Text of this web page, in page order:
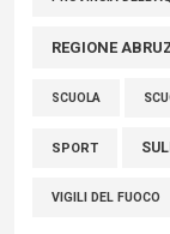
REGIONE
SCUOLA
SPORT
VIGILI DEL FUOCO